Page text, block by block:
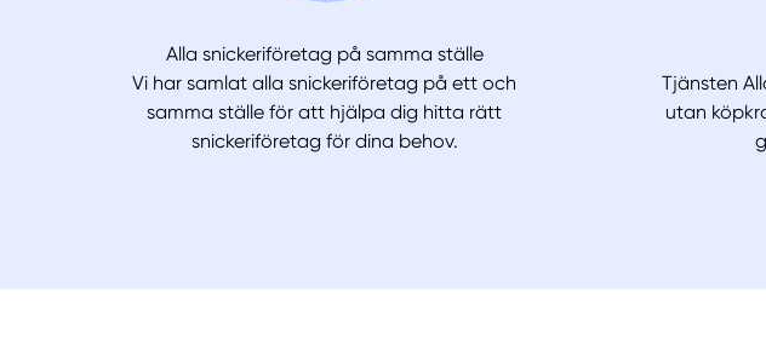
Alla snickeriföretag på samma ställe
Vi har samlat alla snickeriföretag på ett och
samma ställe för att hjälpa dig hitta rätt
snickeriföretag för dina behov.
Tjänsten
utan